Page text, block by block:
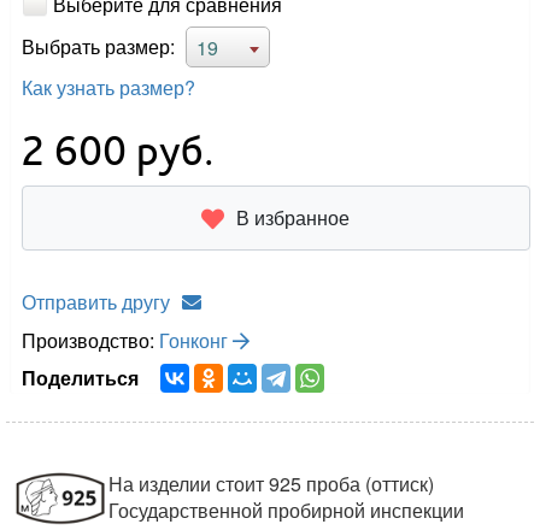
Выбрать размер:
19
Как узнать размер?
2 600 руб.
В избранное
Отправить другу
Производство: Гонконг
Поделиться
На изделии стоит 925 проба (оттиск)
Государственной пробирной инспекции